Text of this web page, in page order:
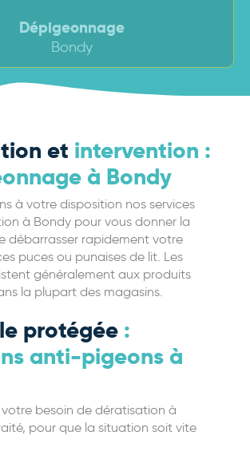
Dépigeonnage
Bondy
et intervention :
à Bondy
à votre disposition nos services
à Bondy pour vous donner la
débarrasser rapidement votre
puces ou punaises de lit. Les
généralement aux produits
la plupart des magasins.
protégée :
anti-pigeons à
votre besoin de dératisation à
pour que la situation soit vite